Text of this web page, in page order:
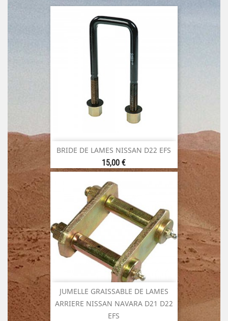
BRIDE DE LAMES NISSAN D22 EFS
Prix
15,00 €
JUMELLE GRAISSABLE DE LAMES
ARRIERE NISSAN NAVARA D21 D22
EFS